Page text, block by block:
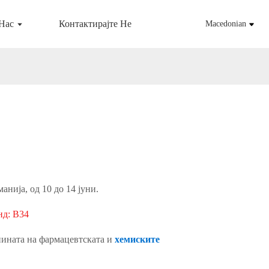
Контактирајте Не Macedonian
од 10 до 14 јуни.
B34
на фармацевтската и хемиските